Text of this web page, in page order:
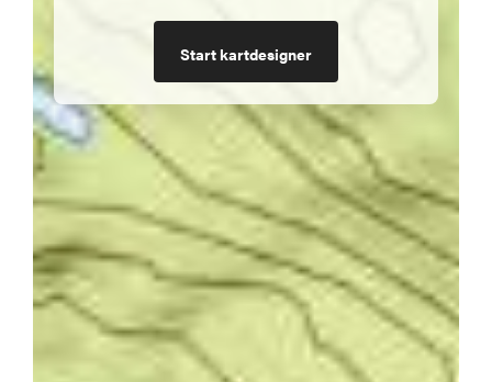
Start kartdesigner